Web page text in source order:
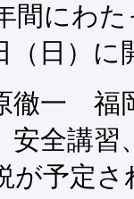
にわ
（日）に
徹一 福
安全講
が予定